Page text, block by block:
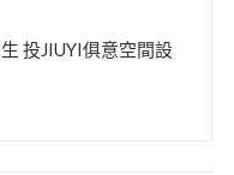
投JIUYI俱意空間設